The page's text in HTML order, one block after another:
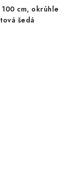
cm, okrúhle
šedá